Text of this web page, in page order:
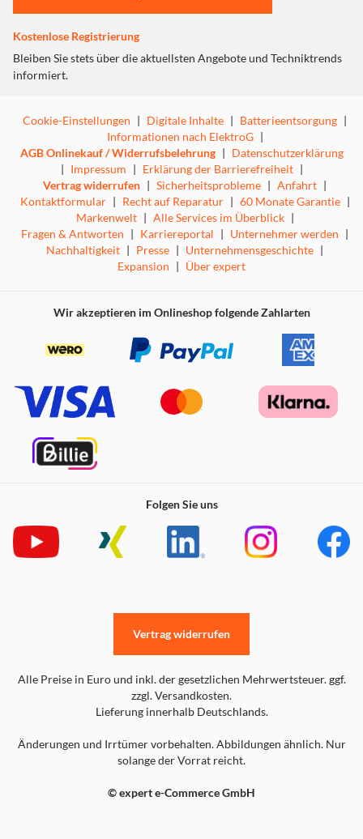
Kostenlose Registrierung
Bleiben Sie stets über die aktuellsten Angebote und Techniktrends
informiert.
Cookie-Einstellungen | Digitale Inhalte | Batterieentsorgung |
Informationen nach ElektroG |
AGB Onlinekauf / Widerrufsbelehrung | Datenschutzerklärung
| Impressum | Erklärung der Barrierefreiheit |
Vertrag widerrufen | Sicherheitsprobleme | Anfahrt |
Kontaktformular | Recht auf Reparatur | 60 Monate Garantie |
Markenwelt | Alle Services im Überblick |
Fragen & Antworten | Karriereportal | Unternehmer werden |
Nachhaltigkeit | Presse | Unternehmensgeschichte |
Expansion | Über expert
Wir akzeptieren im Onlineshop folgende Zahlarten
Folgen Sie uns
Alle Preise in Euro und inkl. der gesetzlichen Mehrwertsteuer. ggf.
zzgl. Versandkosten.
Lieferung innerhalb Deutschlands.
Änderungen und Irrtümer vorbehalten. Abbildungen ähnlich. Nur
solange der Vorrat reicht.
© expert e-Commerce GmbH
Vertrag widerrufen